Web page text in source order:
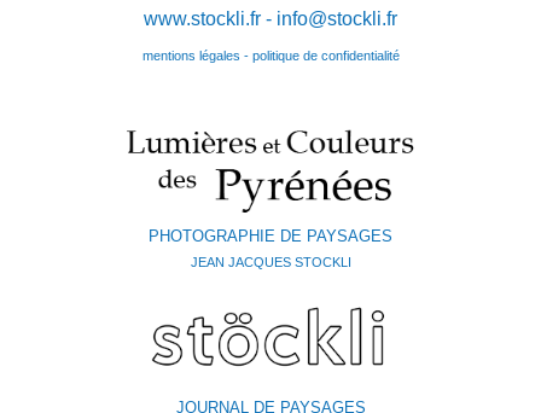
www.stockli.fr - info@stockli.fr
mentions légales - politique de confidentialité
PHOTOGRAPHIE DE PAYSAGES
JEAN JACQUES STOCKLI
JOURNAL DE PAYSAGES